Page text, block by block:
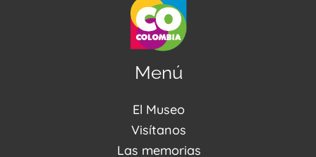
Menú
El Museo
Acerca de nosotros
Noticias
Visítanos
Visítanos
Las memorias